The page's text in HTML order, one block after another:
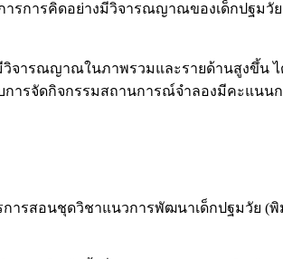
ารคิดอย่างมีวิจารณญาณของเด็กปฐมวัย
ารณญาณในภาพรวมและรายด้านสูงขึ้น
การจัดกิจกรรมสถานการณ์จำลองมีคะแน
ารสอนชุดวิชาแนวการพัฒนาเด็กปฐมวัย